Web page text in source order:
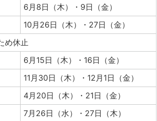
6月8日（木）・9日（金）
10月26日（木）・27日（金）
め休止
6月15日（木）・16日（金）
11月30日（木）・12月1日（金）
4月20日（木）・21日（金）
7月26日（水）・27日（木）